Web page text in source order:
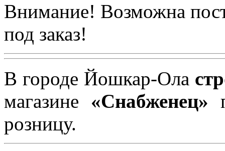
Внимание! Возможна
под заказ!
В городе Йошкар-Ола
магазине «Снабженец»
розницу.